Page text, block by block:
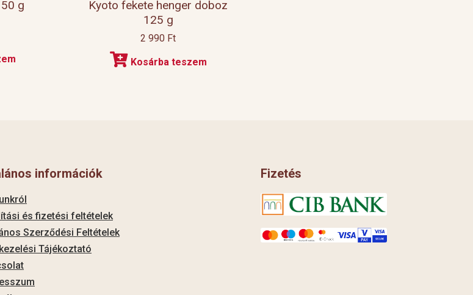
g
Kyoto fekete henger doboz
125 g
2 990 Ft
Kosárba teszem
információk
és fizetési feltételek
Szerződési Feltételek
Tájékoztató
Fizetés